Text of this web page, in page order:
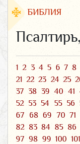
БИБЛИЯ
Псалтирь,
1 2 3 4 5 6 7 8
21 22 23 24 25
37 38 39 40 41
52 53 54 55 56
67 68 69 70 71
82 83 84 85 86
97 98 99 100 101